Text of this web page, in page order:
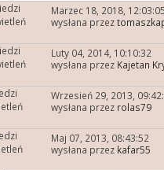
Marzec 18, 2018, 12:03:05
wysłana przez
Luty 04, 2014, 10:10:32
wysłana przez Kajetan
Wrzesień 29, 2013,
wysłana przez rolas79
Maj 07, 2013, 08:43:52
wysłana przez kafar55